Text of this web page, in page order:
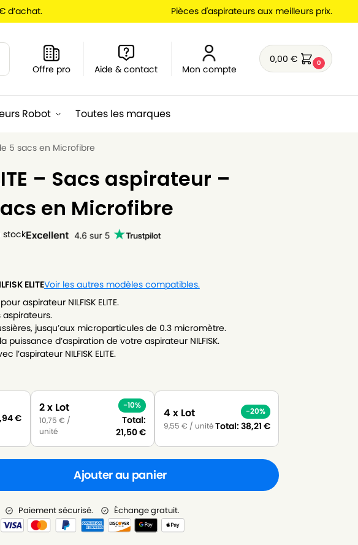
d’achat. Pièces d'aspirateurs aux meilleurs prix.
Offre pro Aide & contact Mon compte
0,00€ 0
Robot Toutes les marques
5 sacs en Microfibre
– Sacs aspirateur –
en Microfibre
stock
ELITEVoir les autres modèles compatibles.
aspirateur NILFISK ELITE.
jusqu’aux microparticules de 0.3 micromètre.
puissance d’aspiration de votre aspirateur NILFISK.
l’aspirateur NILFISK ELITE.
€
2 x Lot
10,75€ /
unité
-10%
Total:
21,50€
4 x Lot
9,55 € / unité
-20%
Total: 38,21 €
Ajouter au panier
Paiement sécurisé. Échange gratuit.